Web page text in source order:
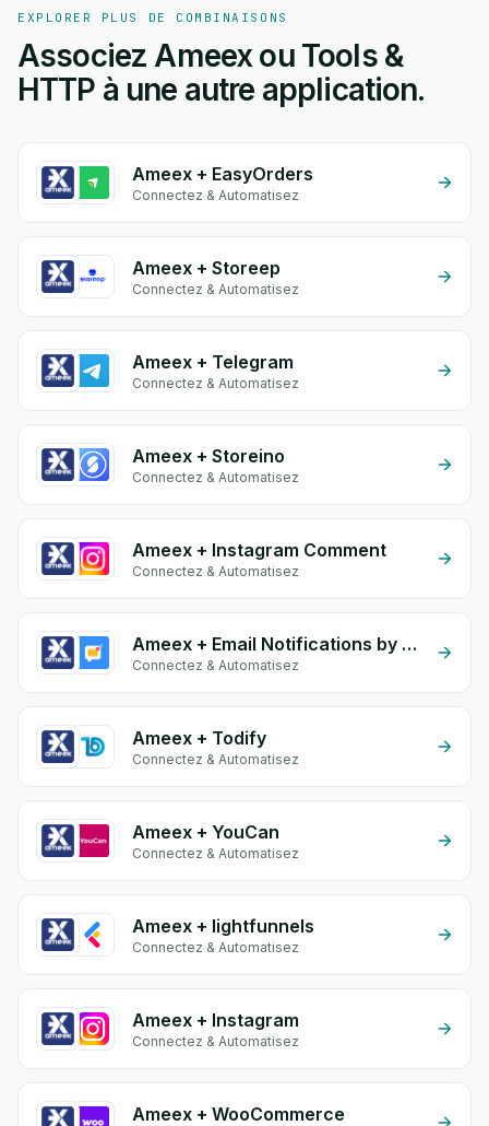
EXPLORER PLUS DE COMBINAISONS
Associez Ameex ou Tools &
HTTP à une autre application.
Ameex + EasyOrders
Connectez & Automatisez
Ameex + Storeep
Connectez & Automatisez
Ameex + Telegram
Connectez & Automatisez
Ameex + Storeino
Connectez & Automatisez
Ameex + Instagram Comment
Connectez & Automatisez
Ameex + Email Notifications by eGrow
Connectez & Automatisez
Ameex + Todify
Connectez & Automatisez
Ameex + YouCan
Connectez & Automatisez
Ameex + lightfunnels
Connectez & Automatisez
Ameex + Instagram
Connectez & Automatisez
Ameex + WooCommerce